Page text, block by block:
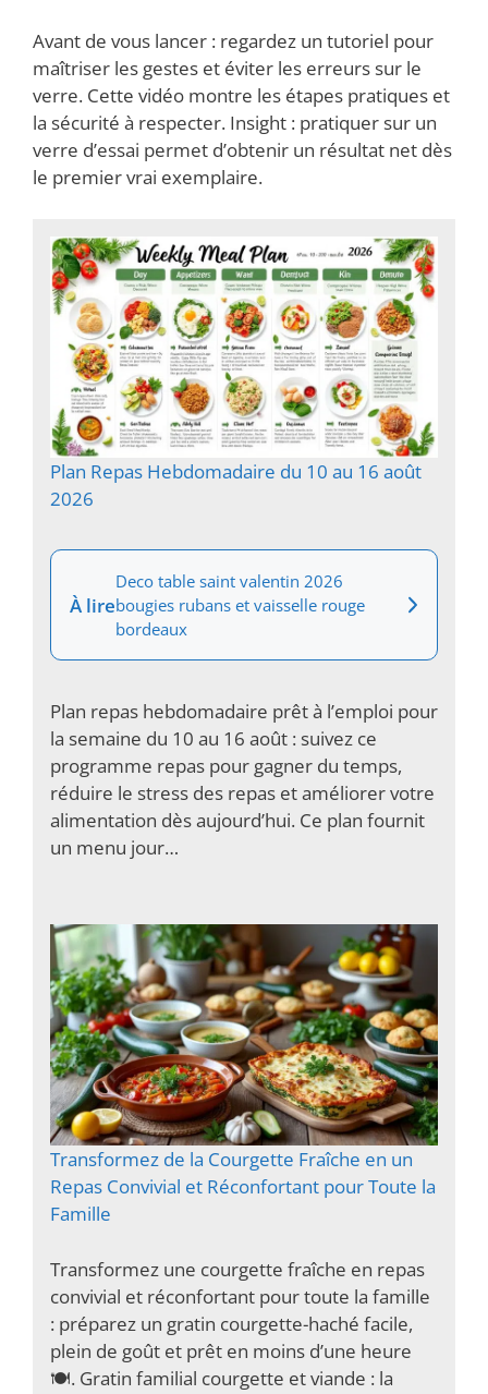
Avant de vous lancer : regardez un tutoriel pour
maîtriser les gestes et éviter les erreurs sur le
verre. Cette vidéo montre les étapes pratiques et
la sécurité à respecter. Insight : pratiquer sur un
verre d’essai permet d’obtenir un résultat net dès
le premier vrai exemplaire.
Plan Repas Hebdomadaire du 10 au 16 août
2026
À lire
Deco table saint valentin 2026
bougies rubans et vaisselle rouge
bordeaux
Plan repas hebdomadaire prêt à l’emploi pour
la semaine du 10 au 16 août : suivez ce
programme repas pour gagner du temps,
réduire le stress des repas et améliorer votre
alimentation dès aujourd’hui. Ce plan fournit
un menu jour…
Transformez de la Courgette Fraîche en un
Repas Convivial et Réconfortant pour Toute la
Famille
Transformez une courgette fraîche en repas
convivial et réconfortant pour toute la famille
: préparez un gratin courgette-haché facile,
plein de goût et prêt en moins d’une heure
🍽️. Gratin familial courgette et viande : la